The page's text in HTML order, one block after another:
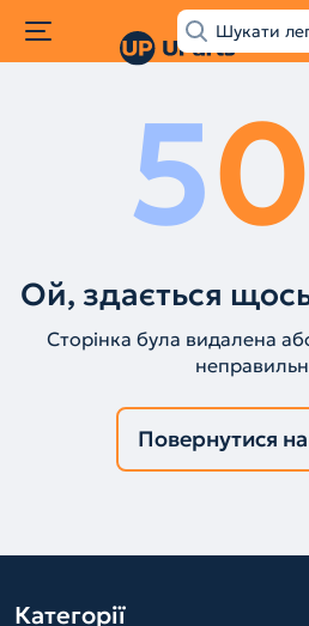
50
Ой, здається
Сторінка була видалена
Повернутися
Категорії